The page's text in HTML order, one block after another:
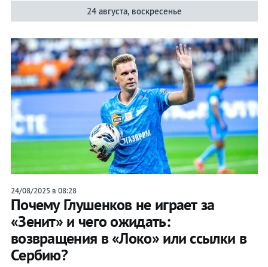
24 августа, воскресенье
24/08/2025 в 08:28
Почему Глушенков не играет за
«Зенит» и чего ожидать:
возвращения в «Локо» или ссылки в
Сербию?